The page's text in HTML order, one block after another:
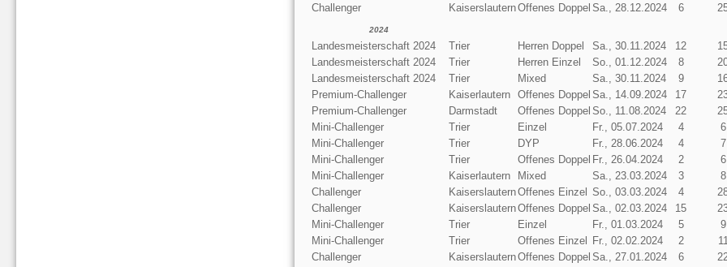
Challenger
KaiserslauternOffenes Doppel Sa., 28.12.2024 6
2024
Landesmeisterschaft 2024 Trier Herren Doppel Sa., 30.11.2024 12
Landesmeisterschaft 2024
Trier Herren Einzel So., 01.12.2024 8
Landesmeisterschaft 2024
Trier Mixed Sa., 30.11.2024 9
Premium-Challenger
Kaiserlautern Offenes Doppel Sa., 14.09.2024 17
Premium-Challenger
Darmstadt Offenes Doppel So., 11.08.2024 22
Mini-Challenger
Trier Einzel Fr., 05.07.2024 4
6
Mini-Challenger
Trier DYP Fr., 28.06.2024 4
7
Mini-Challenger
Trier Offenes Doppel Fr., 26.04.2024 2
6
Mini-Challenger
Kaiserlautern Mixed Sa., 23.03.2024 3
8
Challenger
KaiserslauternOffenes Einzel So., 03.03.2024 4
Challenger
KaiserslauternOffenes Doppel Sa., 02.03.2024 15
Mini-Challenger
Trier Einzel Fr., 01.03.2024 5
9
Mini-Challenger
Trier Offenes Einzel Fr., 02.02.2024 2
11
Challenger
KaiserslauternOffenes Doppel Sa., 27.01.2024 6